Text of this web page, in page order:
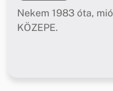
Nekem 1983 óta,
KÖZEPE.